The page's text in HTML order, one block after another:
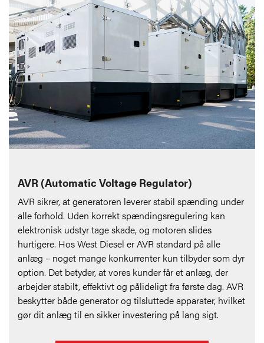
AVR (Automatic Voltage Regulator)
AVR sikrer, at generatoren leverer stabil spænding under
alle forhold. Uden korrekt spændingsregulering kan
elektronisk udstyr tage skade, og motoren slides
hurtigere. Hos West Diesel er AVR standard på alle
anlæg – noget mange konkurrenter kun tilbyder som dyr
option. Det betyder, at vores kunder får et anlæg, der
arbejder stabilt, effektivt og pålideligt fra første dag. AVR
beskytter både generator og tilsluttede apparater, hvilket
gør dit anlæg til en sikker investering på lang sigt.